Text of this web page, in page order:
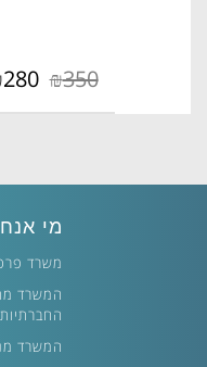
₪350
280
מי
משרד פרסום
המשרד
המשרד